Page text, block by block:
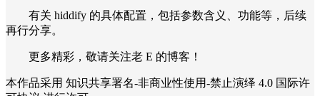
有关 hiddify 的具体配置，包括参数含义、功能等，后续
再行分享。
更多精彩，敬请关注老 E 的博客！
本作品采用 知识共享署名-非商业性使用-禁止演绎 4.0 国际许